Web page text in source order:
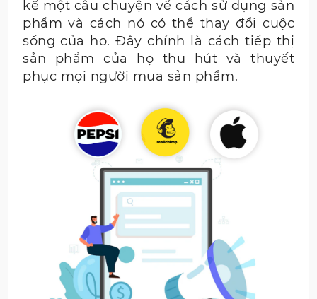
kể một câu chuyện về cách sử dụng sản
phẩm và cách nó có thể thay đổi cuộc
sống của họ. Đây chính là cách tiếp thị
sản phẩm của họ thu hút và thuyết
phục mọi người mua sản phẩm.